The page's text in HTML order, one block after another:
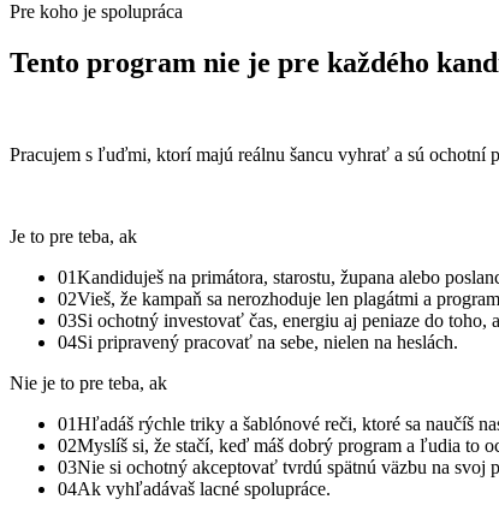
Pre koho je spolupráca
Tento program nie je pre každého
Pracujem s ľuďmi, ktorí majú reálnu šancu vyhrať a sú ochotní
Je to pre teba, ak
01Kandiduješ na primátora, starostu, župana alebo
02Vieš, že kampaň sa nerozhoduje len plagátmi a
03Si ochotný investovať čas, energiu aj peniaze do
04Si pripravený pracovať na sebe, nielen na heslách.
Nie je to pre teba, ak
01Hľadáš rýchle triky a šablónové reči, ktoré sa naučíš
02Myslíš si, že stačí, keď máš dobrý program a ľudia to
03Nie si ochotný akceptovať tvrdú spätnú väzbu na svoj
04Ak vyhľadávaš lacné spolupráce.